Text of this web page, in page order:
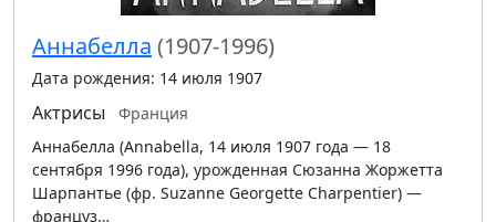
Аннабелла (1907-1996)
Дата рождения: 14 июля 1907
Актрисы
Франция
Аннабелла (Annabella, 14 июля 1907 года — 18
сентября 1996 года), урожденная Сюзанна Жоржетта
Шарпантье (фр. Suzanne Georgette Charpentier) —
француз…